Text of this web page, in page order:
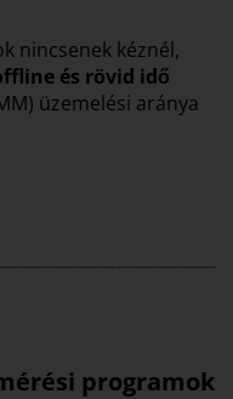
nincsenek kéznél,
és rövid idő
üzemelési aránya
programok